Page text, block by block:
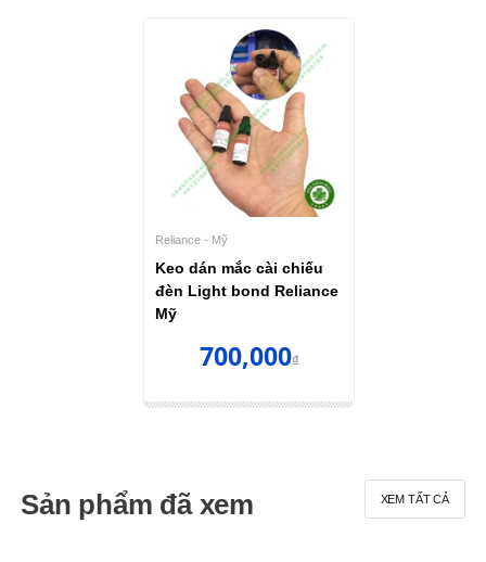
Reliance - Mỹ
Keo dán mắc cài chiếu
đèn Light bond Reliance
Mỹ
700,000₫
Sản phẩm đã xem XEM TẤT CẢ